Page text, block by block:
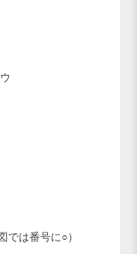
では番号に○）